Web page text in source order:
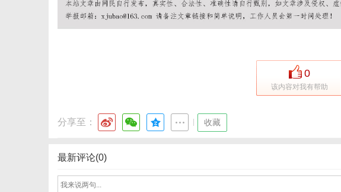
0
该内容对我有帮助
分享至： 收藏
最新评论(0)